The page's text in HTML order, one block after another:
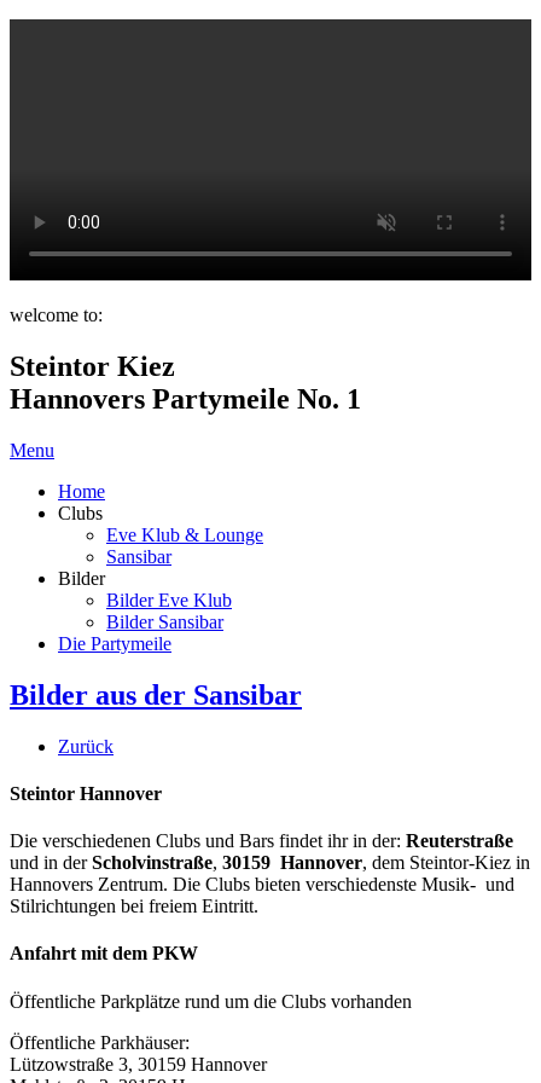
welcome to:
Steintor Kiez
Hannovers Partymeile No. 1
Menu
Home
Clubs
Eve Klub & Lounge
Sansibar
Bilder
Bilder Eve Klub
Bilder Sansibar
Die Partymeile
Bilder aus der Sansibar
Zurück
Steintor Hannover
Die verschiedenen Clubs und Bars findet ihr in der: Reuterstraße
und in derScholvinstraße, 30159 Hannover, dem Steintor-Kiez in
Hannovers Zentrum. Die Clubs bieten verschiedenste Musik- und
Stilrichtungen bei freiem Eintritt.
Anfahrt mit dem PKW
Öffentliche Parkplätze rund um die Clubs vorhanden
Öffentliche Parkhäuser:
Lützowstraße 3, 30159 Hannover